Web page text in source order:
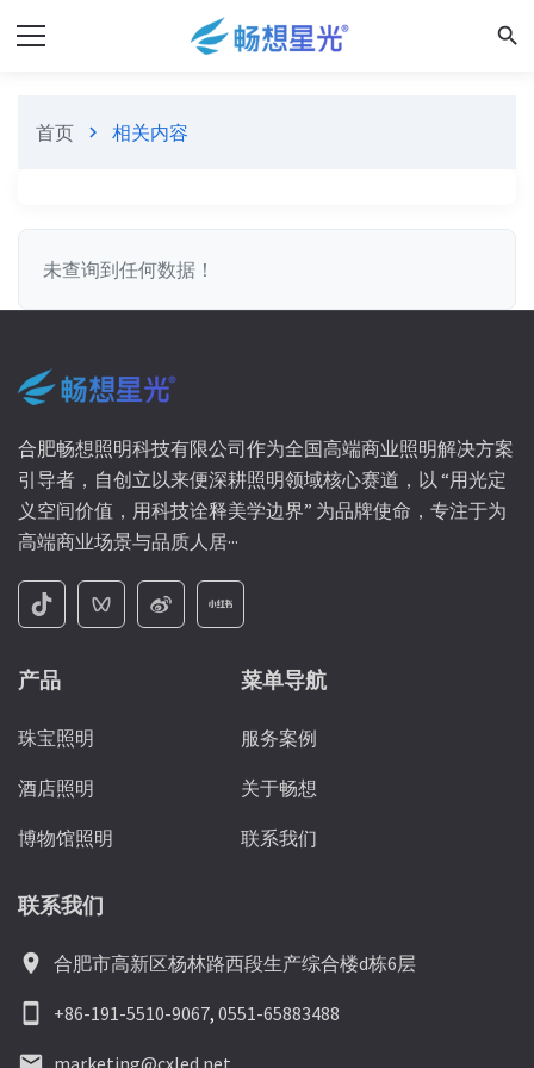
search
首页 chevron_right 相关内容
未查询到任何数据！
合肥畅想照明科技有限公司作为全国高端商业照明解决方案
引导者，自创立以来便深耕照明领域核心赛道，以 “用光定
义空间价值，用科技诠释美学边界” 为品牌使命，专注于为
高端商业场景与品质人居···
产品
珠宝照明
酒店照明
博物馆照明
菜单导航
服务案例
关于畅想
联系我们
联系我们
location_on 合肥市高新区杨林路西段生产综合楼d栋6层
smartphone +86-191-5510-9067, 0551-65883488